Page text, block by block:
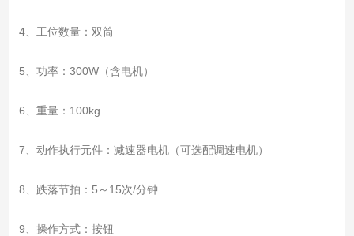
4、工位数量：双筒
5、功率：300W（含电机）
6、重量：100kg
7、动作执行元件：减速器电机（可选配调速电机）
8、跌落节拍：5～15次/分钟
9、操作方式：按钮